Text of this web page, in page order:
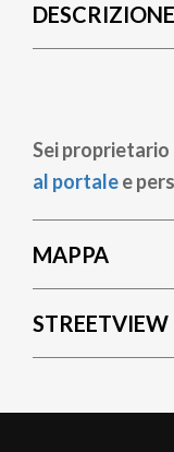
pane
DESCRIZIONE
Sei
al portalee
MAPPA
STREETVIEW